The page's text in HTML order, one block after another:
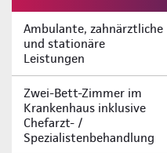
Ambulante, zahnärztliche
und stationäre
Leistungen
Zwei-­Bett-­Zimmer im
Krankenhaus inklusive
Chefarzt- /
Spezialistenbehandlung